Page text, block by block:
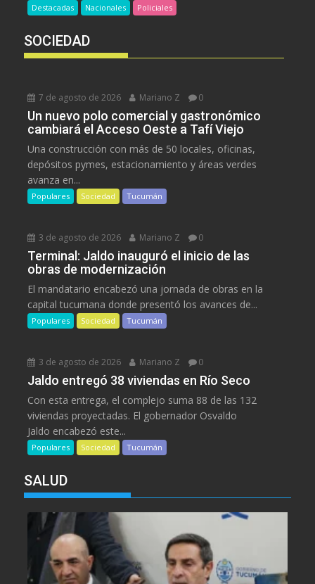
Destacadas Nacionales Policiales
SOCIEDAD
7 de agosto de 2026 Mariano Z 0
Un nuevo polo comercial y gastronómico
cambiará el Acceso Oeste a Tafí Viejo
Una construcción con más de 50 locales, oficinas,
depósitos pymes, estacionamiento y áreas verdes
avanza en...
Populares Sociedad Tucumán
3 de agosto de 2026 Mariano Z 0
Terminal: Jaldo inauguró el inicio de las
obras de modernización
El mandatario encabezó una jornada de obras en la
capital tucumana donde presentó los avances de...
Populares Sociedad Tucumán
3 de agosto de 2026 Mariano Z 0
Jaldo entregó 38 viviendas en Río Seco
Con esta entrega, el complejo suma 88 de las 132
viviendas proyectadas. El gobernador Osvaldo
Jaldo encabezó este...
Populares Sociedad Tucumán
SALUD